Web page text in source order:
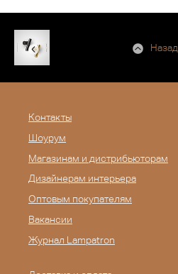
Назад
Контакты
Шоурум
Магазинам и дистрибьюторам
Дизайнерам интерьера
Оптовым покупателям
Вакансии
Журнал Lampatron